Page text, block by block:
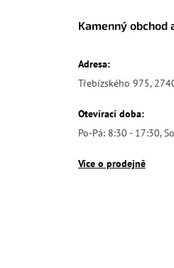
Kamenný obchod
Adresa:
Třebízského 975,
Otevírací doba:
Po-Pá: 8:30 - 17:30,
Více o prodejně